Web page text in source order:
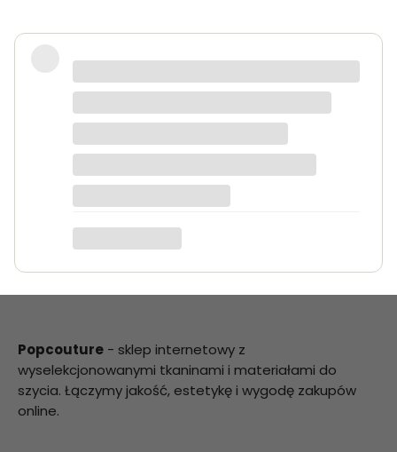
Bardzo dobra jakość tkanin, kolory
dokładnie takie jak na zdjęciach.
Zamówienie przyszło szybko i było
Anna K.
Popcouture - sklep internetowy z
wyselekcjonowanymi tkaninami i materiałami do
szycia. Łączymy jakość, estetykę i wygodę zakupów
online.